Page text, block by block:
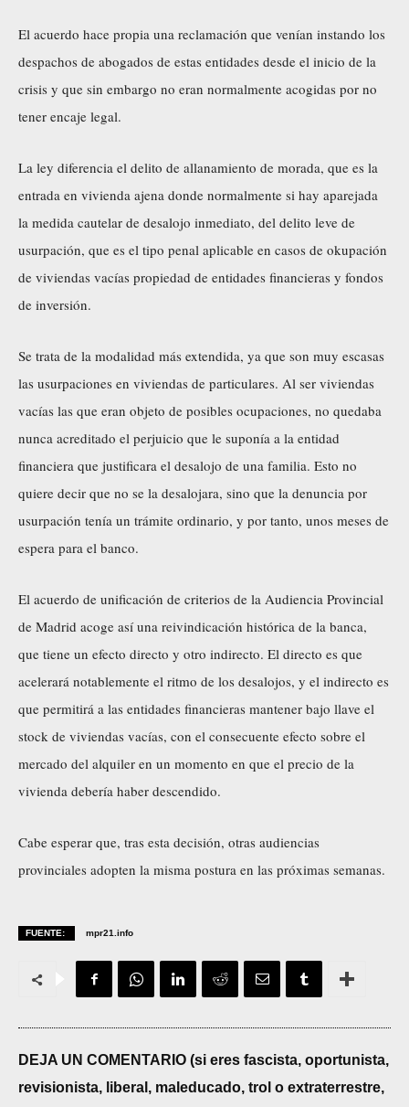
El acuerdo hace propia una reclamación que venían instando los
despachos de abogados de estas entidades desde el inicio de la
crisis y que sin embargo no eran normalmente acogidas por no
tener encaje legal.
La ley diferencia el delito de allanamiento de morada, que es la
entrada en vivienda ajena donde normalmente si hay aparejada
la medida cautelar de desalojo inmediato, del delito leve de
usurpación, que es el tipo penal aplicable en casos de okupación
de viviendas vacías propiedad de entidades financieras y fondos
de inversión.
Se trata de la modalidad más extendida, ya que son muy escasas
las usurpaciones en viviendas de particulares. Al ser viviendas
vacías las que eran objeto de posibles ocupaciones, no quedaba
nunca acreditado el perjuicio que le suponía a la entidad
financiera que justificara el desalojo de una familia. Esto no
quiere decir que no se la desalojara, sino que la denuncia por
usurpación tenía un trámite ordinario, y por tanto, unos meses de
espera para el banco.
El acuerdo de unificación de criterios de la Audiencia Provincial
de Madrid acoge así una reivindicación histórica de la banca,
que tiene un efecto directo y otro indirecto. El directo es que
acelerará notablemente el ritmo de los desalojos, y el indirecto es
que permitirá a las entidades financieras mantener bajo llave el
stock de viviendas vacías, con el consecuente efecto sobre el
mercado del alquiler en un momento en que el precio de la
vivienda debería haber descendido.
Cabe esperar que, tras esta decisión, otras audiencias
provinciales adopten la misma postura en las próximas semanas.
FUENTE: mpr21.info
DEJA UN COMENTARIO (si eres fascista, oportunista,
revisionista, liberal, maleducado, trol o extraterrestre,